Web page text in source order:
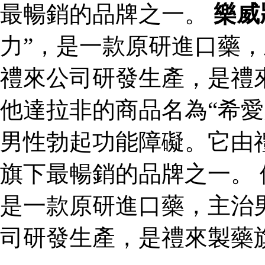
最暢銷的品牌之一。 樂威
力”，是一款原研進口藥
禮來公司研發生產，是禮
他達拉非的商品名為“希
男性勃起功能障礙。它
旗下最暢銷的品牌之一。
是一款原研進口藥，主
司研發生產，是禮來製藥